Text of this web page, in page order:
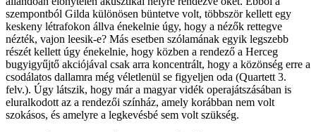
szempontból Gilda különösen büntetve volt, többször kellett egy
keskeny létrafokon állva énekelnie úgy, hogy a nézők rettegve
nézték, vajon leesik-e? Más esetben szólamának egyik legszebb
részét kellett úgy énekelnie, hogy közben a rendező a Herceg
bugyigyűjtő akciójával csak arra koncentrált, hogy a közönség erre a
csodálatos dallamra még véletlenül se figyeljen oda (Quartett 3.
felv.). Úgy látszik, hogy már a magyar vidék operajátszásában is
eluralkodott az a rendezői színház, amely korábban nem volt
szokásos, és amelyre a legkevésbé sem volt szükség.